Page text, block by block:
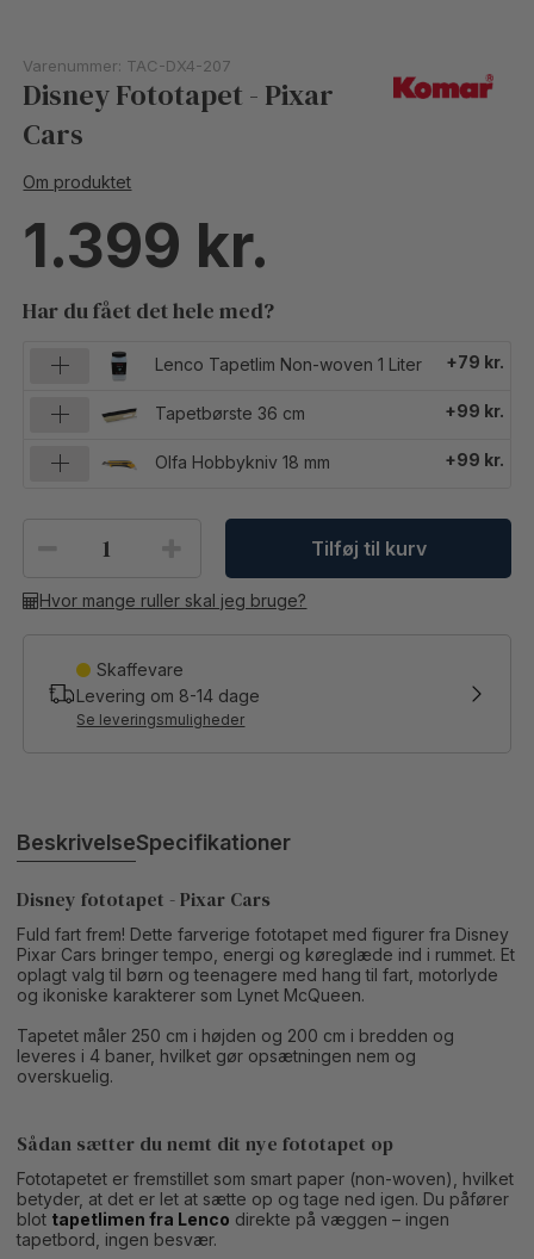
Varenummer: TAC-DX4-207
Disney Fototapet - Pixar
Cars
Om produktet
1.399
Har du fået det hele med?
Lenco Tapetlim Non-woven 1 Liter +79 kr.
Tapetbørste 36 cm +99 kr.
Olfa Hobbykniv 18 mm +99 kr.
Tilføj til kurv
Hvor mange ruller skal jeg bruge?
Skaffevare
Levering om 8-14 dage
Se leveringsmuligheder
BeskrivelseSpecifikationer
Disney fototapet - Pixar Cars
Fuld fart frem! Dette farverige fototapet med figurer fra Disney
Pixar Cars bringer tempo, energi og køreglæde ind i rummet. Et
oplagt valg til børn og teenagere med hang til fart, motorlyde
og ikoniske karakterer som Lynet McQueen.
Tapetet måler 250 cm i højden og 200 cm i bredden og
leveres i 4 baner, hvilket gør opsætningen nem og
overskuelig.
Sådan sætter du nemt dit nye fototapet op
Fototapetet er fremstillet som smart paper (non-woven), hvilket
betyder, at det er let at sætte op og tage ned igen. Du påfører
blot tapetlimen fra Lenco direkte på væggen – ingen
tapetbord, ingen besvær.